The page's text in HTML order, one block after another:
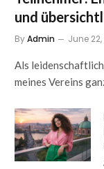
und
ByAdmin June
Als
meines Vereins